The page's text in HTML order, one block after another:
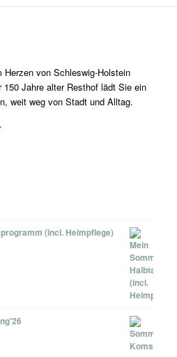
Herzen von Schleswig-Holstein
Jahre alter Resthof lädt Sie ein
weit weg von Stadt und Alltag.
(incl. Heimpflege)